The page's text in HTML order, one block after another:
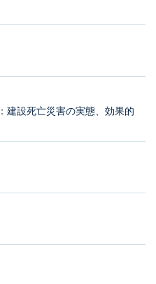
建設死亡災害の実態、効果的